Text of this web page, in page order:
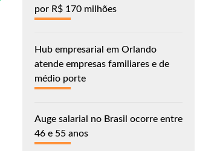
por R$ 170 milhões
Hub empresarial em Orlando
atende empresas familiares e de
médio porte
Auge salarial no Brasil ocorre entre
46 e 55 anos